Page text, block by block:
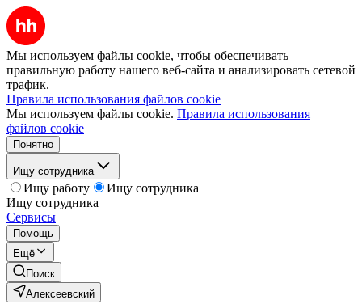
Мы используем файлы cookie, чтобы обеспечивать
правильную работу нашего веб-сайта и анализировать сетевой
трафик.
Правила использования файлов cookie
Мы используем файлы cookie. Правила использования
файлов cookie
Понятно
Ищу сотрудника
Ищу работу
Ищу сотрудника
Ищу сотрудника
Сервисы
Помощь
Ещё
Поиск
Алексеевский